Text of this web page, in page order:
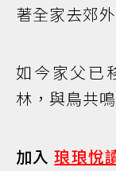
著全家去郊
如今家父已
林，與鳥共鳴
加入琅琅悅